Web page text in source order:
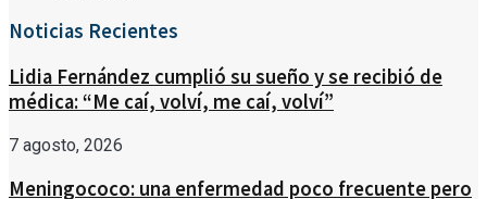
Noticias Recientes
Lidia Fernández cumplió su sueño y se recibió de
médica: “Me caí, volví, me caí, volví”
7 agosto, 2026
Meningococo: una enfermedad poco frecuente pero